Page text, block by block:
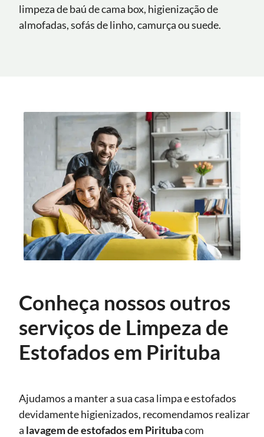
limpeza de baú de cama box, higienização de
almofadas, sofás de linho, camurça ou suede.
Conheça nossos outros
serviços de Limpeza de
Estofados em Pirituba
Ajudamos a manter a sua casa limpa e estofados
devidamente higienizados, recomendamos realizar
a lavagem de estofadosem Piritubacom